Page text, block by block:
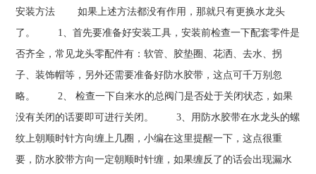
安装方法 如果上述方法都没有作用，那就只有更换水龙头
了。 1、首先要准备好安装工具，安装前检查一下配套零件是
否齐全，常见龙头零配件有：软管、胶垫圈、花洒、去水、拐
子、装饰帽等，另外还需要准备好防水胶带，这点可千万别忽
略。 2、 检查一下自来水的总阀门是否处于关闭状态，如果
没有关闭的话要即可进行关闭。 3、用防水胶带在水龙头的螺
纹上朝顺时针方向缠上几圈，小编在这里提醒一下，这点很重
要，防水胶带方向一定朝顺时针缠，如果缠反了的话会出现漏水